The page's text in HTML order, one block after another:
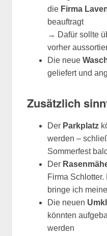
die Firma
beauftragt
→ Dafür sollte
vorher
Die neue
geliefert und
Zusätzlich
Der Parkplatz
werden –
Sommerfest
Der
Firma
bringe ich
Die neuen
könnten
werden